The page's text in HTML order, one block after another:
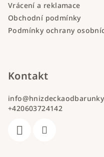
Vrácení a reklamace
Obchodní podmínky
Podmínky ochrany
Kontakt
info@
+420603724142